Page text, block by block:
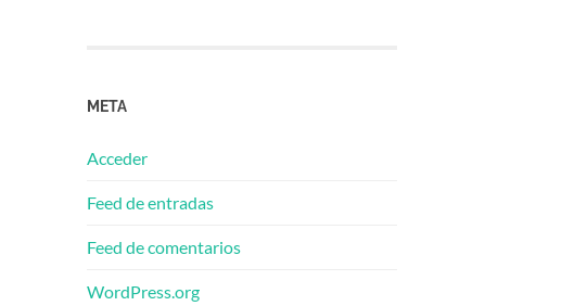
META
Acceder
Feed de entradas
Feed de comentarios
WordPress.org